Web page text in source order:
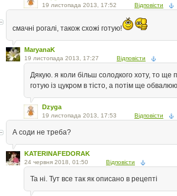
19 листопада 2013, 17:52 Відповісти
смачні рогалі, також схожі готую!
MaryanaK
19 листопада 2013, 17:27 Відповісти
Дякую. я коли більш солодкого хоту, то ще
готую із цукром в тісто, а потім ще
Dzyga
19 листопада 2013, 17:53 Відповісти
А соди не треба?
KATERINAFEDORAK
24 червня 2018, 01:50 Відповісти
Та ні. Тут все так як описано в рецепті